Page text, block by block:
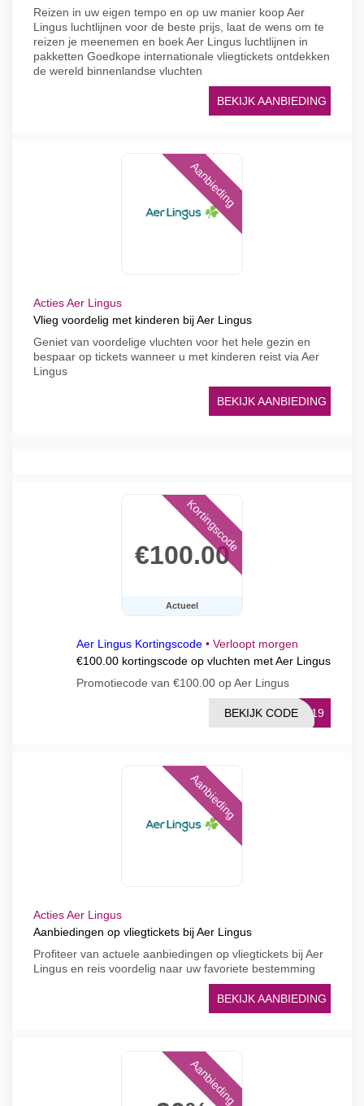
Reizen in uw eigen tempo en op uw manier koop Aer
Lingus luchtlijnen voor de beste prijs, laat de wens om te
reizen je meenemen en boek Aer Lingus luchtlijnen in
pakketten Goedkope internationale vliegtickets ontdekken
de wereld binnenlandse vluchten
BEKIJK AANBIEDING
Aanbieding
Acties Aer Lingus
Vlieg voordelig met kinderen bij Aer Lingus
Geniet van voordelige vluchten voor het hele gezin en
bespaar op tickets wanneer u met kinderen reist via Aer
Lingus
BEKIJK AANBIEDING
€100.00
Actueel
Kortingscode
Aer Lingus Kortingscode • Verloopt morgen
€100.00 kortingscode op vluchten met Aer Lingus
Promotiecode van €100.00 op Aer Lingus
2019
BEKIJK CODE
Aanbieding
Acties Aer Lingus
Aanbiedingen op vliegtickets bij Aer Lingus
Profiteer van actuele aanbiedingen op vliegtickets bij Aer
Lingus en reis voordelig naar uw favoriete bestemming
BEKIJK AANBIEDING
Aanbieding